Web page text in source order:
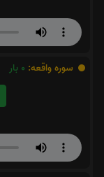
سوره واقعه: 0 بار